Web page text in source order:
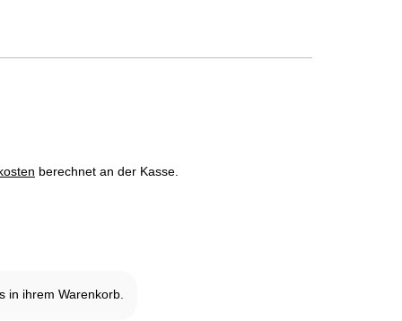
berechnet an der Kasse.
in ihrem Warenkorb.